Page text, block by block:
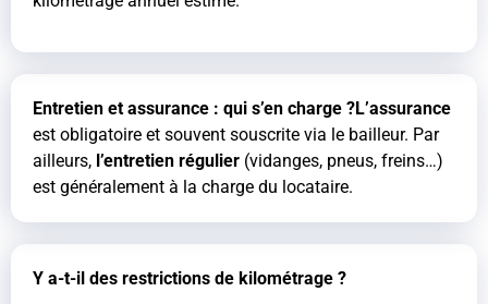
Entretien et assurance : qui s’en charge ?L’assurance
est obligatoire et souvent souscrite via le bailleur. Par
ailleurs, l’entretien régulier (vidanges, pneus, freins…)
est généralement à la charge du locataire.
Y a-t-il des restrictions de kilométrage ?